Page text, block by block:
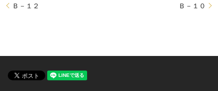
Ｂ－１２ Ｂ－１０